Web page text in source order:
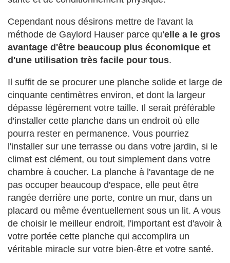
Cependant nous désirons mettre de l'avant la
méthode de Gaylord Hauser parce qu'elle a le gros
avantage d'être beaucoup plus économique et
d'une utilisation très facile pour tous.
Il suffit de se procurer une planche solide et large de
cinquante centimètres environ, et dont la largeur
dépasse légèrement votre taille. Il serait préférable
d'installer cette planche dans un endroit où elle
pourra rester en permanence. Vous pourriez
l'installer sur une terrasse ou dans votre jardin, si le
climat est clément, ou tout simplement dans votre
chambre à coucher. La planche à l'avantage de ne
pas occuper beaucoup d'espace, elle peut être
rangée derrière une porte, contre un mur, dans un
placard ou même éventuellement sous un lit. A vous
de choisir le meilleur endroit, l'important est d'avoir à
votre portée cette planche qui accomplira un
véritable miracle sur votre bien-être et votre santé.